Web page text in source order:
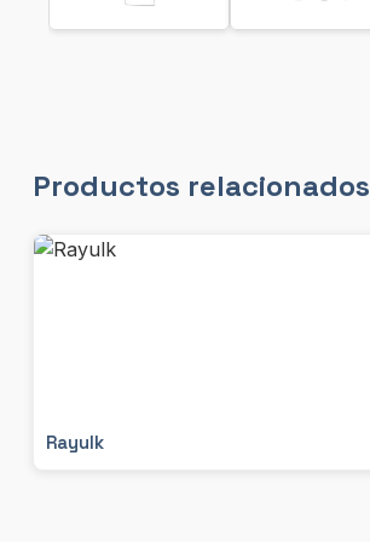
Productos relacionados
Rayulk